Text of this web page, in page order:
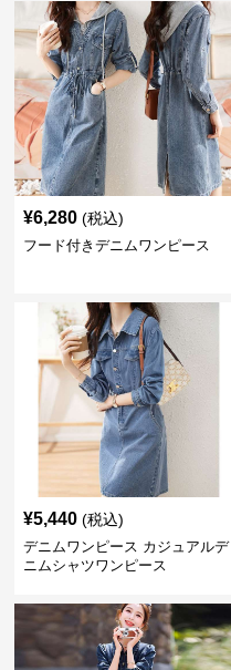
¥6,280 (税込)
フード付きデニムワンピース
¥5,440 (税込)
デニムワンピース カジュアルデ
ニムシャツワンピース